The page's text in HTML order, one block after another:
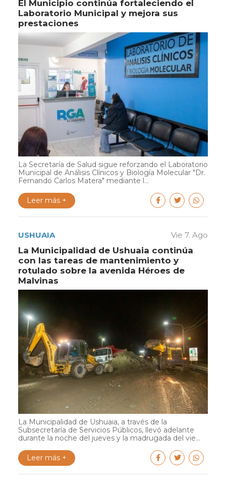
El Municipio continúa fortaleciendo el
Laboratorio Municipal y mejora sus
prestaciones
La Secretaría de Salud sigue reforzando el Laboratorio
Municipal de Análisis Clínicos y Biología Molecular "Dr.
Fernando Carlos Matera" mediante l...
Leer más +
USHUAIA Vie 7. Ago
La Municipalidad de Ushuaia continúa
con las tareas de mantenimiento y
rotulado sobre la avenida Héroes de
Malvinas
La Municipalidad de Ushuaia, a través de la
Subsecretaría de Servicios Públicos, llevó adelante
durante la noche del jueves y la madrugada del vie...
Leer más +